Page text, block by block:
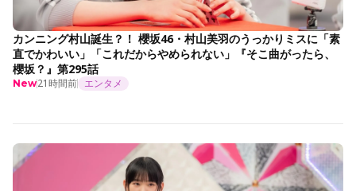
カンニング村山誕生？！ 櫻坂46・村山美羽のうっかりミスに「素
直でかわいい」「これだからやめられない」『そこ曲がったら、
櫻坂？』第295話
New21時間前 エンタメ